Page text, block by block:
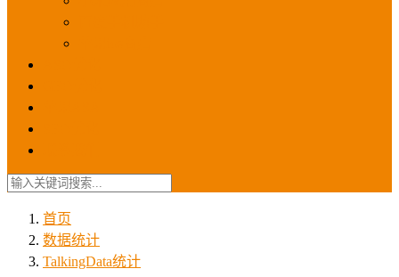
首页
数据统计
TalkingData统计